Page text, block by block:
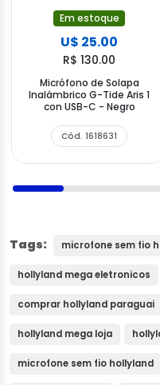
Em estoque
U$ 25.00
R$ 130.00
Micrófono de Solapa
Inalámbrico G-Tide Aris 1
con USB-C - Negro
Cód. 1618631
Tags: microfone sem fio
hollyland mega eletronicos
comprar hollyland paraguai
hollyland mega loja
microfone sem fio hollyland